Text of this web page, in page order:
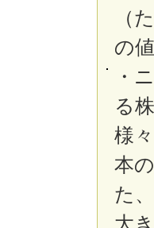
（
の
・
る
様
本
た
大